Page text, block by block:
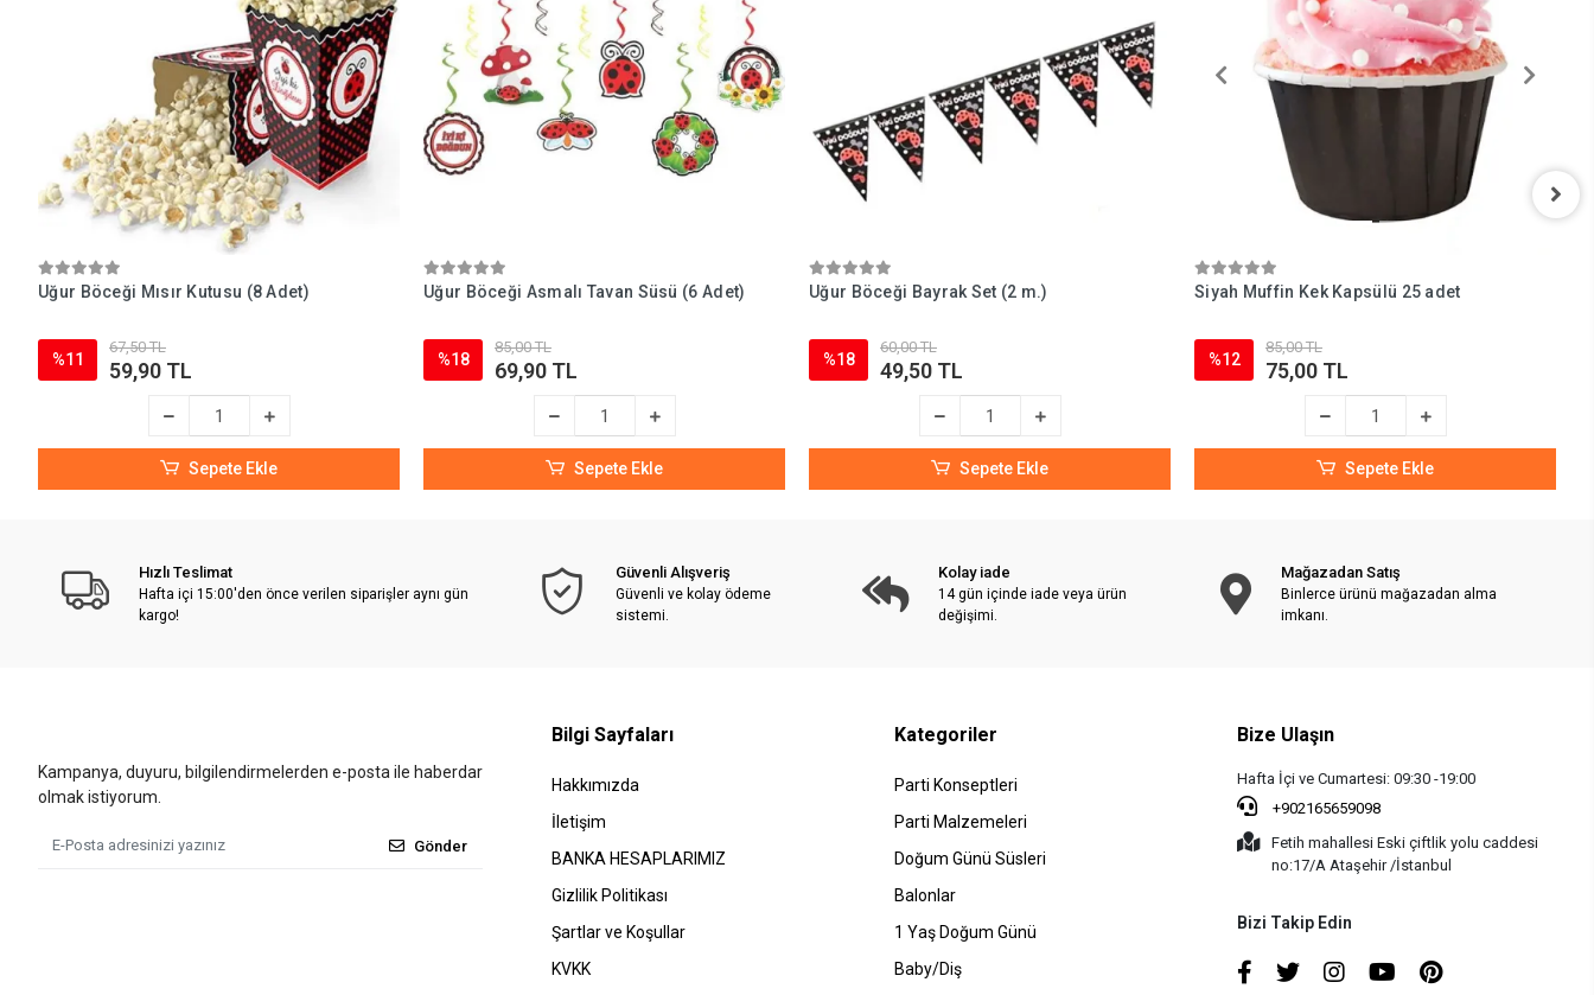
Uğur Böceği Mısır Kutusu (8 Adet)
%11
67,50 TL
59,90 TL
Sepete Ekle
Uğur Böceği Asmalı Tavan Süsü (6 Adet)
%18
85,00 TL
69,90 TL
Sepete Ekle
Uğur Böceği Bayrak Set (2 m.)
%18
60,00 TL
49,50 TL
Sepete Ekle
Siyah Muffin Kek Kapsülü 25 adet
%12
85,00 TL
75,00 TL
Sepete Ekle
Hızlı Teslimat
Hafta içi 15:00'den önce verilen siparişler aynı gün
kargo!
Güvenli Alışveriş
Güvenli ve kolay ödeme
sistemi.
Kolay iade
14 gün içinde iade veya ürün
değişimi.
Mağazadan Satış
Binlerce ürünü mağazadan alma
imkanı.
Kampanya, duyuru, bilgilendirmelerden e-posta ile haberdar
olmak istiyorum.
Gönder
Bilgi Sayfaları
Hakkımızda
İletişim
BANKA HESAPLARIMIZ
Gizlilik Politikası
Şartlar ve Koşullar
KVKK
Kategoriler
Parti Konseptleri
Parti Malzemeleri
Doğum Günü Süsleri
Balonlar
1 Yaş Doğum Günü
Baby/Diş
Bize Ulaşın
Hafta İçi ve Cumartesi: 09:30 -19:00
+902165659098
Fetih mahallesi Eski çiftlik yolu caddesi
no:17/A Ataşehir /İstanbul
Bizi Takip Edin